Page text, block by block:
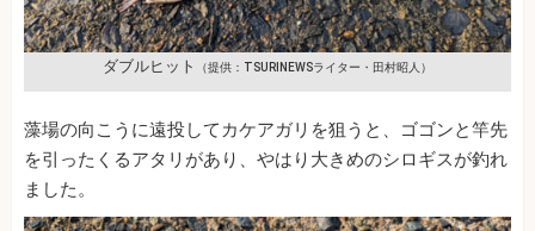
ダブルヒット （提供：TSURINEWSライター・田村昭人）
藻場の向こうに遠投してカケアガリを狙うと、ゴゴンと竿先
を引ったくるアタリがあり、やはり大きめのシロギスが釣れ
ました。